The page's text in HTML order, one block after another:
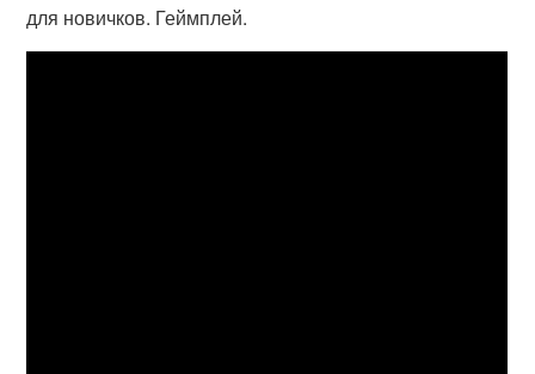
для новичков. Геймплей.